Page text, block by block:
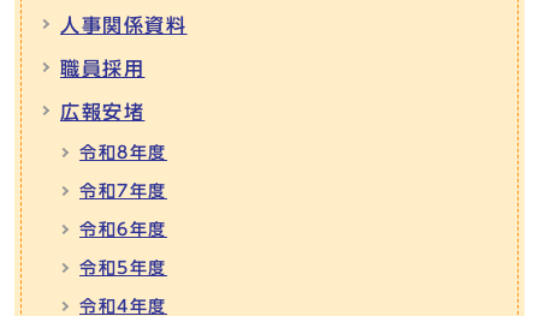
人事関係資料
職員採用
広報安堵
令和8年度
令和7年度
令和6年度
令和5年度
令和4年度